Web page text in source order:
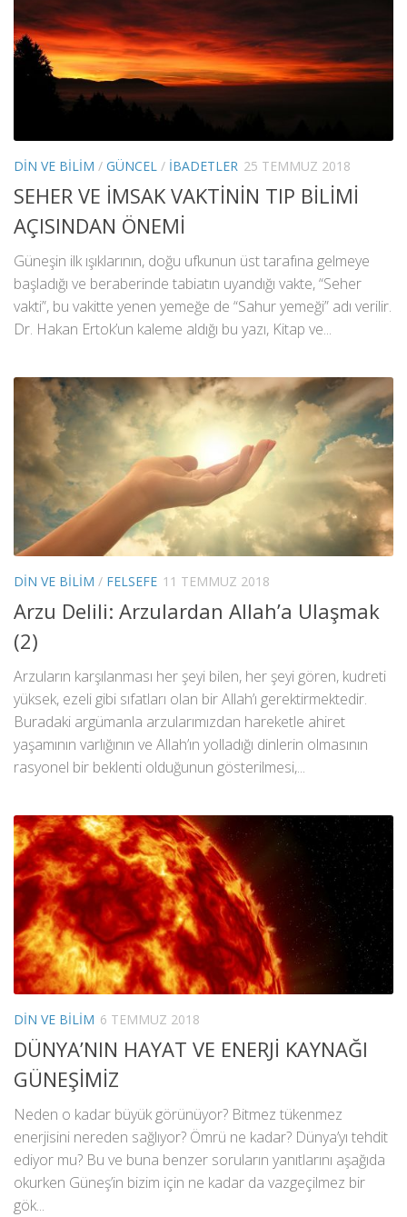
DIN VE BILIM / GÜNCEL / İBADETLER 25 TEMMUZ 2018
SEHER VE İMSAK VAKTİNİN TIP BİLİMİ
AÇISINDAN ÖNEMİ
Güneşin ilk ışıklarının, doğu ufkunun üst tarafına gelmeye
başladığı ve beraberinde tabiatın uyandığı vakte, “Seher
vakti”, bu vakitte yenen yemeğe de “Sahur yemeği” adı verilir.
Dr. Hakan Ertok’un kaleme aldığı bu yazı, Kitap ve...
DIN VE BILIM / FELSEFE 11 TEMMUZ 2018
Arzu Delili: Arzulardan Allah’a Ulaşmak
(2)
Arzuların karşılanması her şeyi bilen, her şeyi gören, kudreti
yüksek, ezeli gibi sıfatları olan bir Allah’ı gerektirmektedir.
Buradaki argümanla arzularımızdan hareketle ahiret
yaşamının varlığının ve Allah’ın yolladığı dinlerin olmasının
rasyonel bir beklenti olduğunun gösterilmesi,...
DIN VE BILIM 6 TEMMUZ 2018
DÜNYA’NIN HAYAT VE ENERJİ KAYNAĞI
GÜNEŞİMİZ
Neden o kadar büyük görünüyor? Bitmez tükenmez
enerjisini nereden sağlıyor? Ömrü ne kadar? Dünya’yı tehdit
ediyor mu? Bu ve buna benzer soruların yanıtlarını aşağıda
okurken Güneş’in bizim için ne kadar da vazgeçilmez bir
gök...